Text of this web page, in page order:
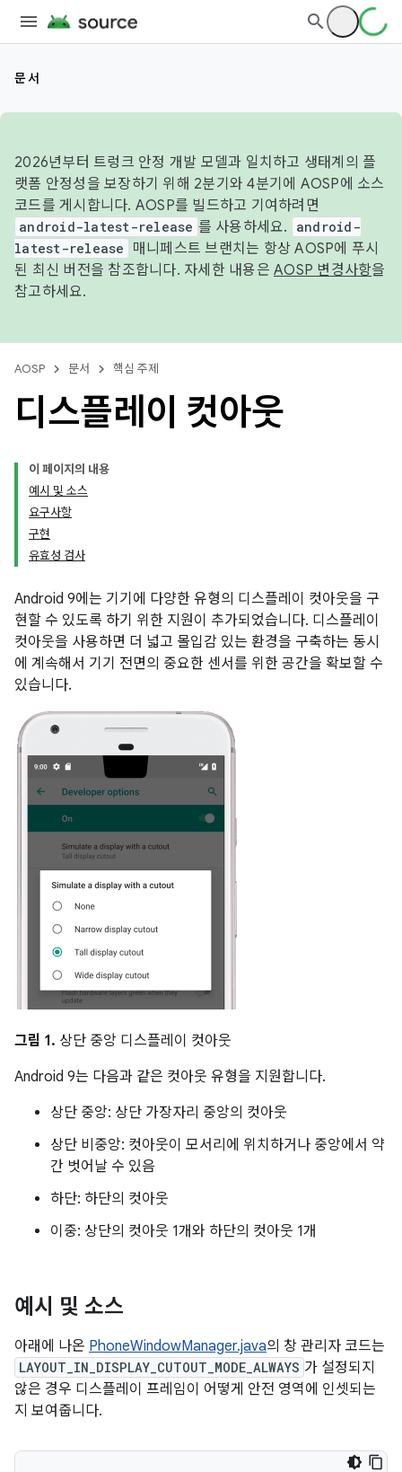
문서
2026년부터 트렁크 안정 개발 모델과 일치하고 생태계의 플
랫폼 안정성을 보장하기 위해 2분기와 4분기에 AOSP에 소스
코드를 게시합니다. AOSP를 빌드하고 기여하려면
android-latest-release 를 사용하세요.
android-
latest-release
매니페스트 브랜치는 항상 AOSP에 푸시
된 최신 버전을 참조합니다. 자세한 내용은 AOSP 변경사항을
참고하세요.
AOSP 문서 핵심 주제
디스플레이 컷아웃
이 페이지의 내용
예시 및 소스
요구사항
구현
유효성 검사
Android 9에는 기기에 다양한 유형의 디스플레이 컷아웃을 구
현할 수 있도록 하기 위한 지원이 추가되었습니다. 디스플레이
컷아웃을 사용하면 더 넓고 몰입감 있는 환경을 구축하는 동시
에 계속해서 기기 전면의 중요한 센서를 위한 공간을 확보할 수
있습니다.
그림 1. 상단 중앙 디스플레이 컷아웃
Android 9는 다음과 같은 컷아웃 유형을 지원합니다.
상단 중앙: 상단 가장자리 중앙의 컷아웃
상단 비중앙: 컷아웃이 모서리에 위치하거나 중앙에서 약
간 벗어날 수 있음
하단: 하단의 컷아웃
이중: 상단의 컷아웃 1개와 하단의 컷아웃 1개
예시 및 소스
아래에 나온 PhoneWindowManager.java의 창 관리자 코드는
LAYOUT_IN_DISPLAY_CUTOUT_MODE_ALWAYS 가 설정되지
않은 경우 디스플레이 프레임이 어떻게 안전 영역에 인셋되는
지 보여줍니다.